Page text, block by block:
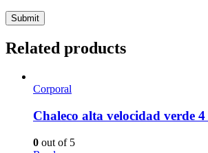
Related products
Corporal
Chaleco alta velocidad verde
0 out of 5